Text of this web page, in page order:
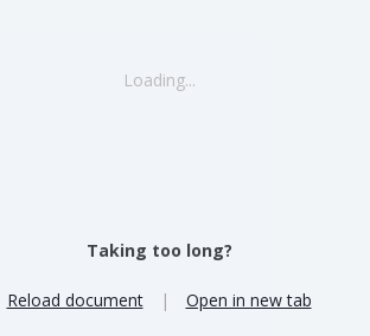
Loading...
Taking too long?
Reload document | Open in new tab